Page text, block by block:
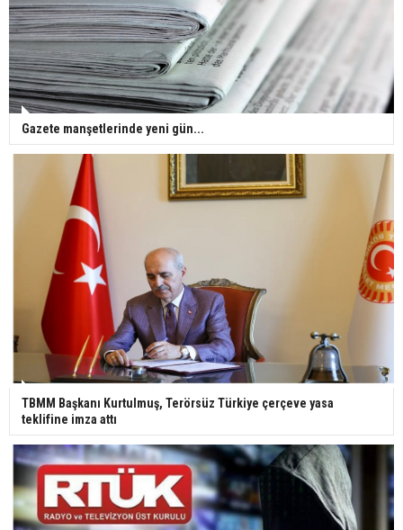
Gazete manşetlerinde yeni gün...
TBMM Başkanı Kurtulmuş, Terörsüz Türkiye çerçeve yasa
teklifine imza attı